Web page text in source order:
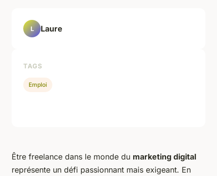
Être freelance dans le monde du marketing digital
représente un défi passionnant mais exigeant. En
L Laure
TAGS
Emploi